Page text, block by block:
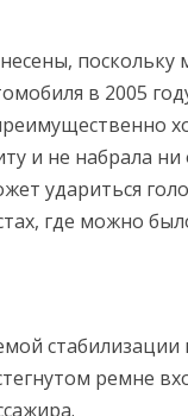
поскольку
в 2005
и не набрала
удариться
где можно
ремне